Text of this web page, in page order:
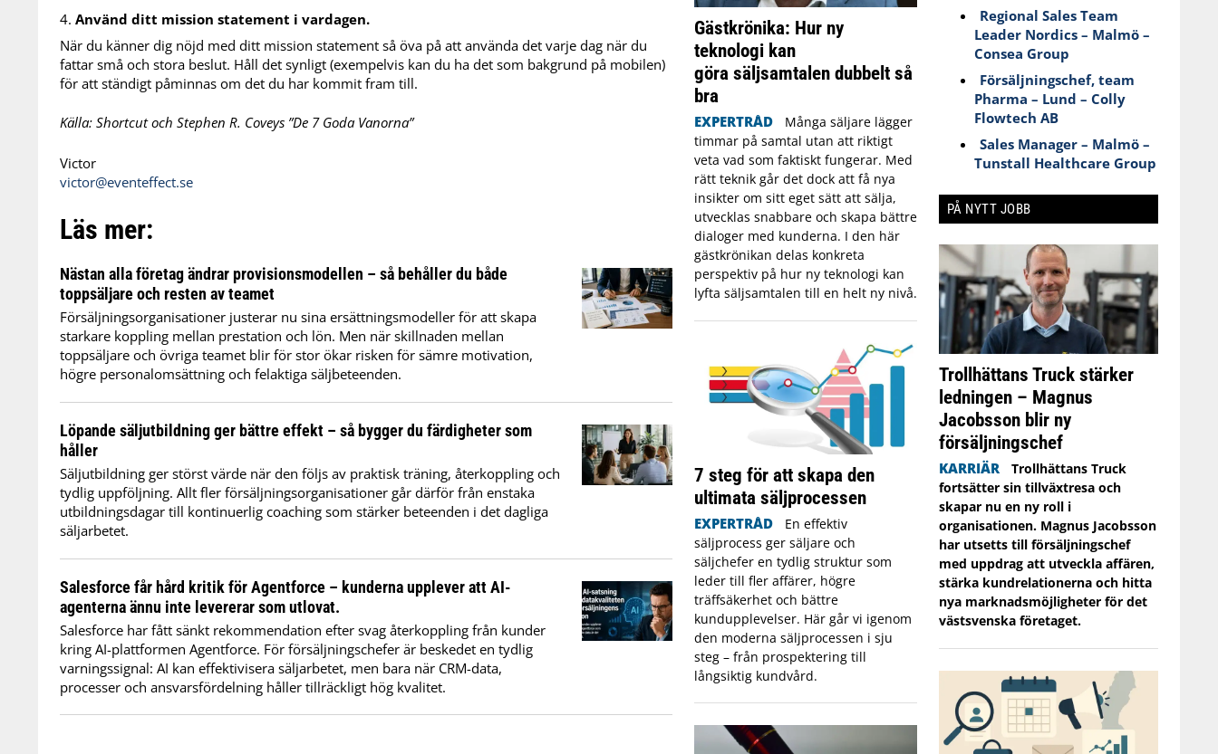
Använd ditt mission statement i vardagen.
När du känner dig nöjd med ditt mission statement så öva på att använda det varje dag när du
fattar små och stora beslut. Håll det synligt (exempelvis kan du ha det som bakgrund på mobilen)
för att ständigt påminnas om det du har kommit fram till.
Källa: Shortcut och Stephen R. Coveys ”De 7 Goda Vanorna”
Victor
victor@eventeffect.se
Läs mer:
Nästan alla företag ändrar provisionsmodellen – så behåller du både
toppsäljare och resten av teamet
Försäljningsorganisationer justerar nu sina ersättningsmodeller för att skapa
starkare koppling mellan prestation och lön. Men när skillnaden mellan
toppsäljare och övriga teamet blir för stor ökar risken för sämre motivation,
högre personalomsättning och felaktiga säljbeteenden.
Löpande säljutbildning ger bättre effekt – så bygger du färdigheter som
håller
Säljutbildning ger störst värde när den följs av praktisk träning, återkoppling och
tydlig uppföljning. Allt fler försäljningsorganisationer går därför från enstaka
utbildningsdagar till kontinuerlig coaching som stärker beteenden i det dagliga
säljarbetet.
Salesforce får hård kritik för Agentforce – kunderna upplever att AI-
agenterna ännu inte levererar som utlovat.
Salesforce har fått sänkt rekommendation efter svag återkoppling från kunder
kring AI-plattformen Agentforce. För försäljningschefer är beskedet en tydlig
varningssignal: AI kan effektivisera säljarbetet, men bara när CRM-data,
processer och ansvarsfördelning håller tillräckligt hög kvalitet.
Gästkrönika: Hur ny
teknologi kan
göra säljsamtalen dubbelt så
bra
EXPERTRÅD
Många säljare lägger
timmar på samtal utan att riktigt
veta vad som faktiskt fungerar. Med
rätt teknik går det dock att få nya
insikter om sitt eget sätt att sälja,
utvecklas snabbare och skapa bättre
dialoger med kunderna. I den här
gästkrönikan delas konkreta
perspektiv på hur ny teknologi kan
lyfta säljsamtalen till en helt ny nivå.
7 steg för att skapa den
ultimata säljprocessen
EXPERTRÅD
En effektiv
säljprocess ger säljare och
säljchefer en tydlig struktur som
leder till fler affärer, högre
träffsäkerhet och bättre
kundupplevelser. Här går vi igenom
den moderna säljprocessen i sju
steg – från prospektering till
långsiktig kundvård.
Regional Sales Team
Leader Nordics – Malmö –
Consea Group
Försäljningschef, team
Pharma – Lund – Colly
Flowtech AB
Sales Manager – Malmö –
Tunstall Healthcare Group
PÅ NYTT JOBB
Trollhättans Truck stärker
ledningen – Magnus
Jacobsson blir ny
försäljningschef
KARRIÄR
Trollhättans Truck
fortsätter sin tillväxtresa och
skapar nu en ny roll i
organisationen. Magnus Jacobsson
har utsetts till försäljningschef
med uppdrag att utveckla affären,
stärka kundrelationerna och hitta
nya marknadsmöjligheter för det
västsvenska företaget.